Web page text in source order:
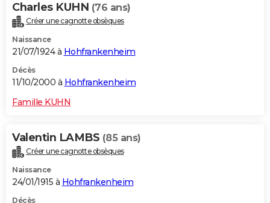
Charles KUHN (76 ans)
Créer une cagnotte obsèques
Naissance
21/07/1924 à Hohfrankenheim
Décès
11/10/2000 à Hohfrankenheim
Famille KUHN
Valentin LAMBS (85 ans)
Créer une cagnotte obsèques
Naissance
24/01/1915 à Hohfrankenheim
Décès